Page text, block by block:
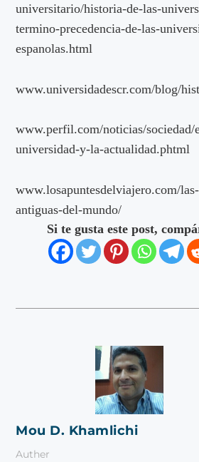
universitario/historia-de-las-
termino-precedencia-de-las-
espanolas.html
www.universidadescr.com/blog/
www.perfil.com/noticias/
universidad-y-la-actualidad.phtml
www.losapuntesdelviajero.com/
antiguas-del-mundo/
Si te gusta este post,
Mou D. Khamlichi
Auther